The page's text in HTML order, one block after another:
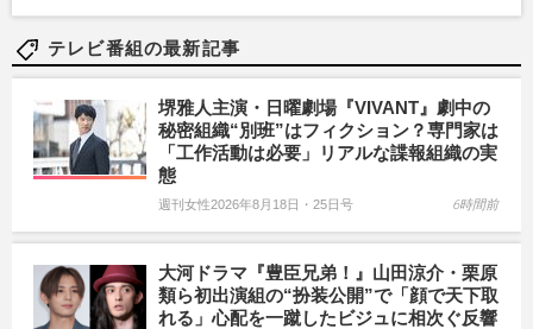
テレビ番組の最新記事
堺雅人主演・日曜劇場『VIVANT』劇中の
秘密組織“別班”はフィクション？専門家は
「工作活動は必要」リアルな諜報組織の実
態
週刊女性2026年8月18日・25日号 6時間前
大河ドラマ『豊臣兄弟！』山田涼介・栗原
類ら初出演組の“扮装公開”で「顔で天下取
れる」心配を一蹴したビジュに相次ぐ反響